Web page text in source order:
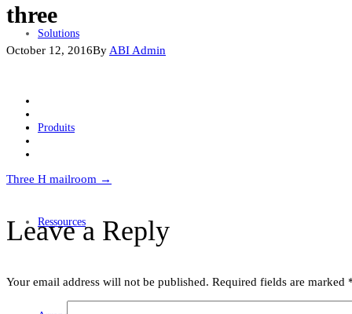
Solutions
Produits
Ressources
three
October 12, 2016By ABI Admin
Post
Three H mailroom →
Leave a Reply
Your email address will not be published. Required fields are marked